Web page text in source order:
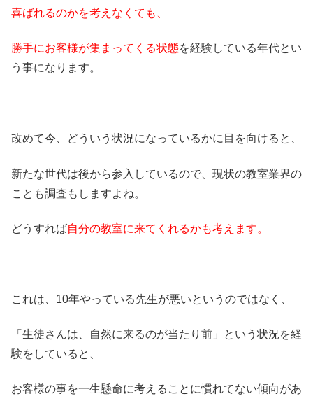
喜ばれるのかを考えなくても、
勝手にお客様が集まってくる状態を経験している年代とい
う事になります。
改めて今、どういう状況になっているかに目を向けると、
新たな世代は後から参入しているので、現状の教室業界の
ことも調査もしますよね。
どうすれば自分の教室に来てくれるかも考えます。
これは、10年やっている先生が悪いというのではなく、
「生徒さんは、自然に来るのが当たり前」という状況を経
験をしていると、
お客様の事を一生懸命に考えることに慣れてない傾向があ